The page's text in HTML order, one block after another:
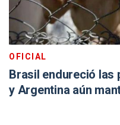
OFICIAL
Brasil endureció las
y Argentina aún